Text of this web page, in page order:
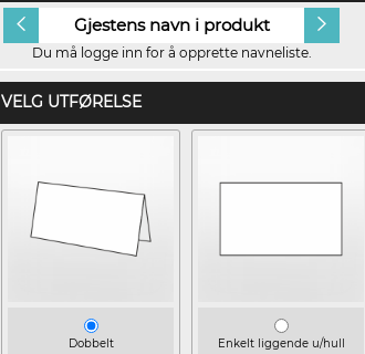
Gjestens navn i produkt
Du må logge inn for å opprette navneliste.
VELG UTFØRELSE
Dobbelt Enkelt liggende u/hull